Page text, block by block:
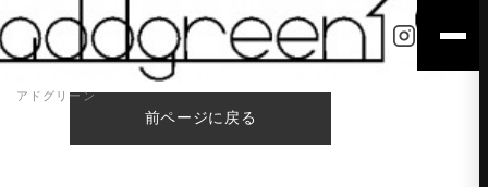
アドグリーン
前ページに戻る